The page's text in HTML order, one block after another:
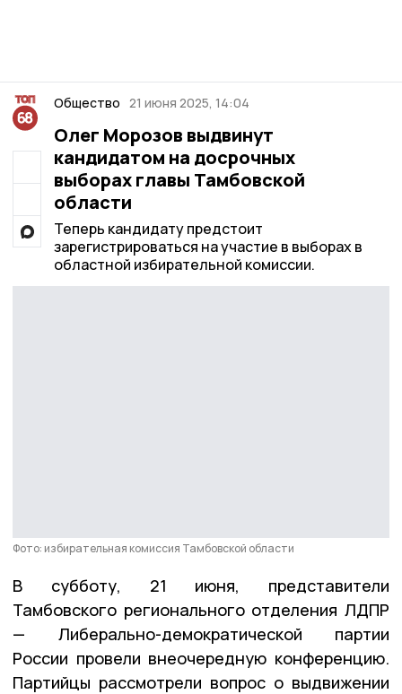
Общество 21 июня 2025, 14:04
Олег Морозов выдвинут
кандидатом на досрочных
выборах главы Тамбовской
области
Теперь кандидату предстоит
зарегистрироваться на участие в выборах в
областной избирательной комиссии.
Фото: избирательная комиссия Тамбовской области
В субботу, 21 июня, представители
Тамбовского регионального отделения ЛДПР
— Либерально-демократической партии
России провели внеочередную конференцию.
Партийцы рассмотрели вопрос о выдвижении